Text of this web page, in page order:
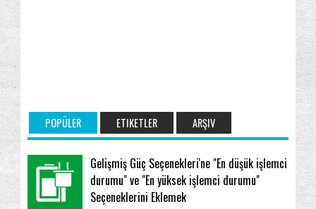
POPÜLER ETIKETLER ARŞIV
Gelişmiş Güç Seçenekleri'ne "En düşük işlemci
durumu" ve "En yüksek işlemci durumu"
Seçeneklerini Eklemek